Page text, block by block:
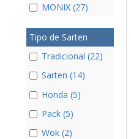
MONIX (27)
Tipo de Sarten
Tradicional (22)
Sarten (14)
Honda (5)
Pack (5)
Wok (2)